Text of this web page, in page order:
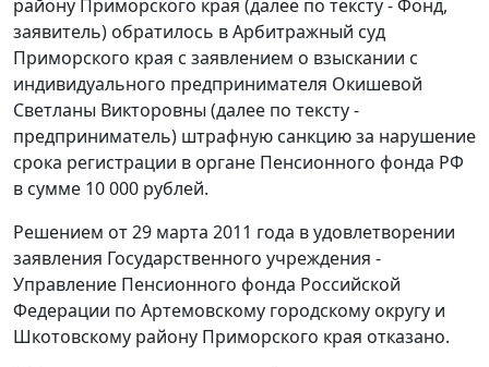
району Приморского края (далее по тексту - Фонд,
заявитель) обратилось в Арбитражный суд
Приморского края с заявлением о взыскании с
индивидуального предпринимателя Окишевой
Светланы Викторовны (далее по тексту -
предприниматель) штрафную санкцию за нарушение
срока регистрации в органе Пенсионного фонда РФ
в сумме 10 000 рублей.
Решением от 29 марта 2011 года в удовлетворении
заявления Государственного учреждения -
Управление Пенсионного фонда Российской
Федерации по Артемовскому городскому округу и
Шкотовскому району Приморского края отказано.